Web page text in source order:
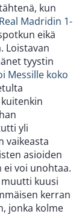
kun
Madridin 1-
eikä
Loistavan
tyystin
Messille koko
yli
vaikeasta
asioiden
voi unohtaa.
kuusi
kerran
jonka kolme